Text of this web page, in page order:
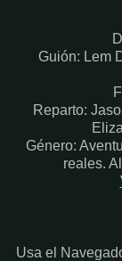
Guión: Lem
Reparto:
Género:
reales.
Usa el